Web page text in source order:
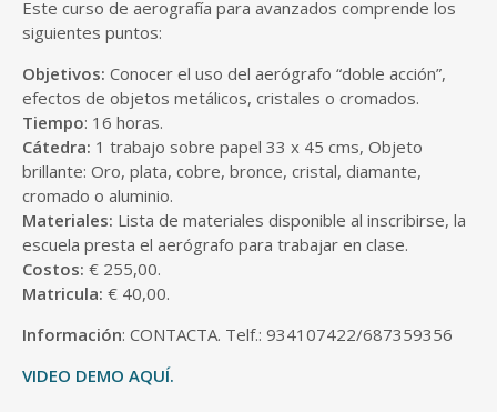
Este curso de aerografía para avanzados comprende los
siguientes puntos:
Objetivos: Conocer el uso del aerógrafo “doble acción”,
efectos de objetos metálicos, cristales o cromados.
Tiempo: 16 horas.
Cátedra: 1 trabajo sobre papel 33 x 45 cms, Objeto
brillante: Oro, plata, cobre, bronce, cristal, diamante,
cromado o aluminio.
Materiales: Lista de materiales disponible al inscribirse, la
escuela presta el aerógrafo para trabajar en clase.
Costos: € 255,00.
Matricula: € 40,00.
Información: CONTACTA. Telf.: 934107422/687359356
VIDEO DEMO AQUÍ.